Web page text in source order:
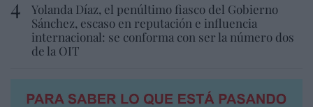
Yolanda Díaz, el penúltimo fiasco del Gobierno
Sánchez, escaso en reputación e influencia
internacional: se conforma con ser la número dos
de la OIT